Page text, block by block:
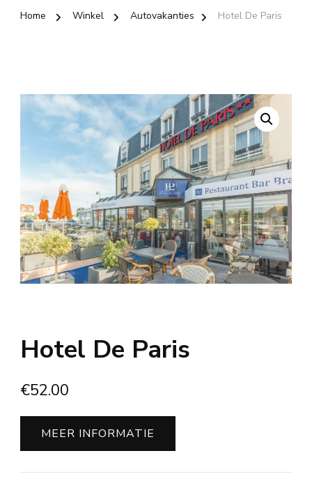
Home Winkel Autovakanties Hotel De Paris
Hotel De Paris
€52.00
MEER INFORMATIE